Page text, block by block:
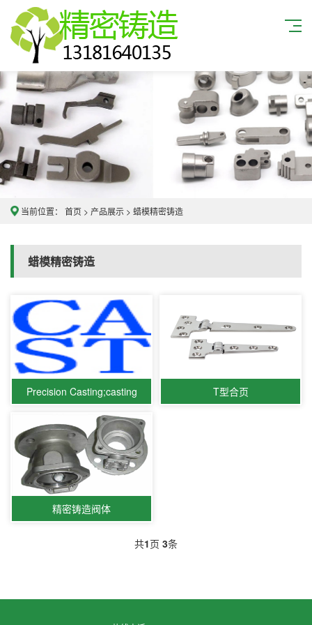
当前位置： 首页 > 产品展示 > 蜡模精密铸造
蜡模精密铸造
Precision Casting;casting T型合页
精密铸造阀体
共1页 3条